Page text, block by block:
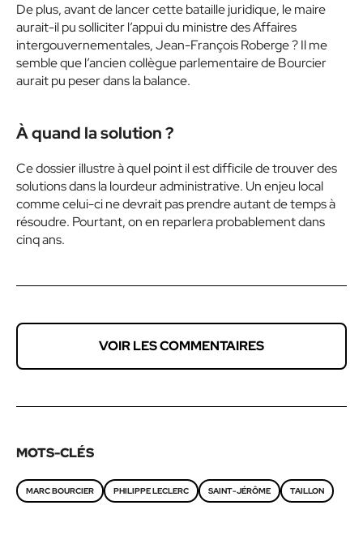
De plus, avant de lancer cette bataille juridique, le maire
aurait-il pu solliciter l’appui du ministre des Affaires
intergouvernementales, Jean-François Roberge ? Il me
semble que l’ancien collègue parlementaire de Bourcier
aurait pu peser dans la balance.
À quand la solution ?
Ce dossier illustre à quel point il est difficile de trouver des
solutions dans la lourdeur administrative. Un enjeu local
comme celui-ci ne devrait pas prendre autant de temps à
résoudre. Pourtant, on en reparlera probablement dans
cinq ans.
VOIR LES COMMENTAIRES
MOTS-CLÉS
MARC BOURCIER PHILIPPE LECLERC SAINT-JÉRÔME TAILLON